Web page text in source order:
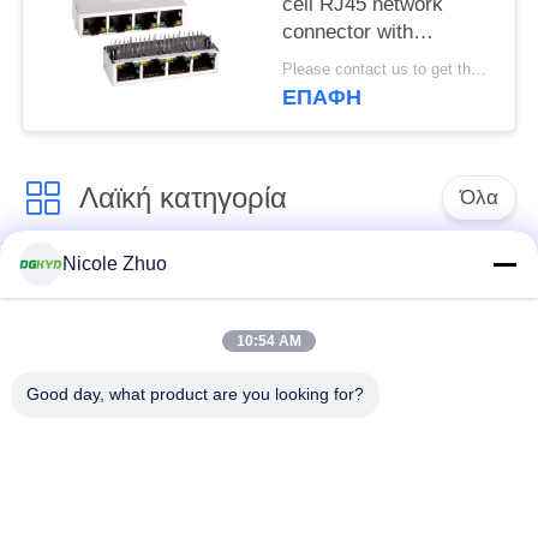
connector with
100Mbps integrated
Ethernet filtering
Please contact us to get the latest price. MOQ:1 Τεμάχιο
ΕΠΑΦΉ
Λαϊκή κατηγορία Όλα
συνδετήρας
συνδετήρας
συνδετήρες λιμένων
RJ45 ενιαίος λιμένας
Nicole Zhuo
10:54 AM
Good day, what product are you looking for?